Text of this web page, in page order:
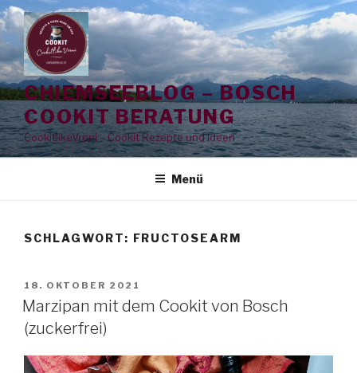
Zum
Inhalt
springen
CHIEMSEEBLOG – BOSCH
COOKIT BERATUNG
CookitlikeVroni – Cookit Rezepte und Ideen
Menü
SCHLAGWORT: FRUCTOSEARM
VERÖFFENTLICHT
AM
18. OKTOBER 2021
Marzipan mit dem Cookit von Bosch
(zuckerfrei)